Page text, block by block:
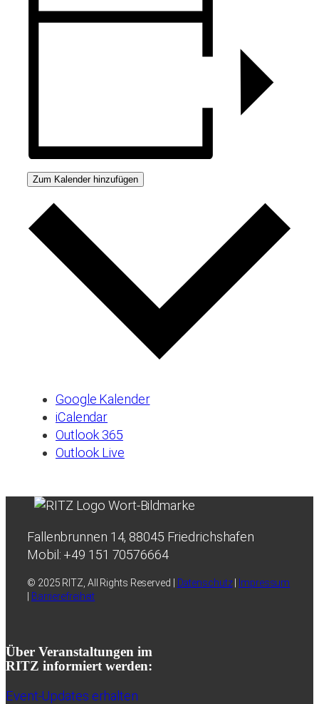
Zum Kalender hinzufügen
Google Kalender
iCalendar
Outlook 365
Outlook Live
Fallenbrunnen 14, 88045 Friedrichshafen
Mobil: +49 151 70576664
© 2025 RITZ, All Rights Reserved | Datenschutz|
Impressum
Barrierefreiheit
Über Veranstaltungen im
RITZ informiert werden:
Event-Updates erhalten